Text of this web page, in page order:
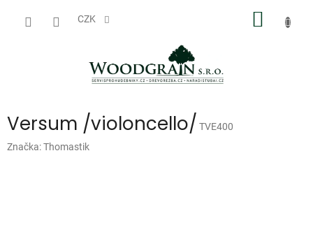
CZK
Versum /violoncello/ TVE400
Značka:Thomastik